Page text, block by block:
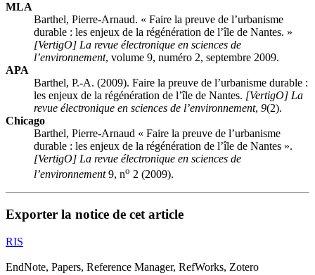
MLA
Barthel, Pierre-Arnaud. « Faire la preuve de l’urbanisme
durable : les enjeux de la régénération de l’île de Nantes. »
[VertigO] La revue électronique en sciences de
l’environnement, volume 9, numéro 2, septembre 2009.
APA
Barthel, P.-A. (2009). Faire la preuve de l’urbanisme durable :
les enjeux de la régénération de l’île de Nantes. [VertigO] La
revue électronique en sciences de l’environnement, 9(2).
Chicago
Barthel, Pierre-Arnaud « Faire la preuve de l’urbanisme
durable : les enjeux de la régénération de l’île de Nantes ».
[VertigO] La revue électronique en sciences de
l’environnement9, no 2 (2009).
Exporter la notice de cet article
RIS
EndNote, Papers, Reference Manager, RefWorks, Zotero